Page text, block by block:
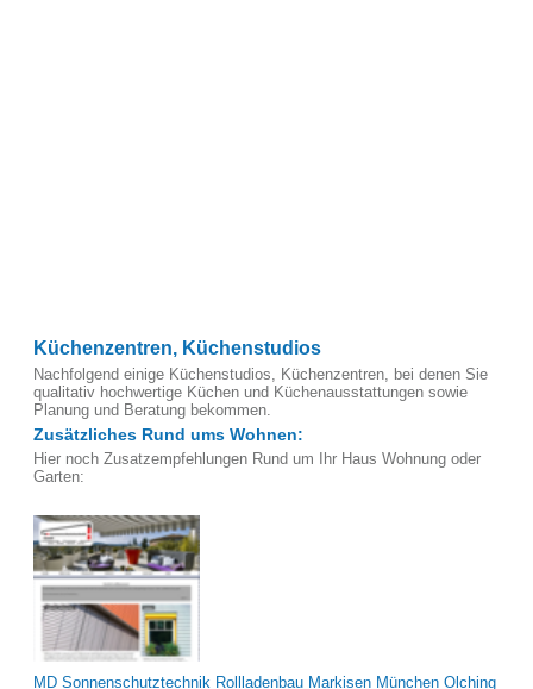
Küchenzentren, Küchenstudios
Nachfolgend einige Küchenstudios, Küchenzentren, bei denen Sie
qualitativ hochwertige Küchen und Küchenausstattungen sowie
Planung und Beratung bekommen.
Zusätzliches Rund ums Wohnen:
Hier noch Zusatzempfehlungen Rund um Ihr Haus Wohnung oder
Garten:
MD Sonnenschutztechnik Rollladenbau Markisen München Olching